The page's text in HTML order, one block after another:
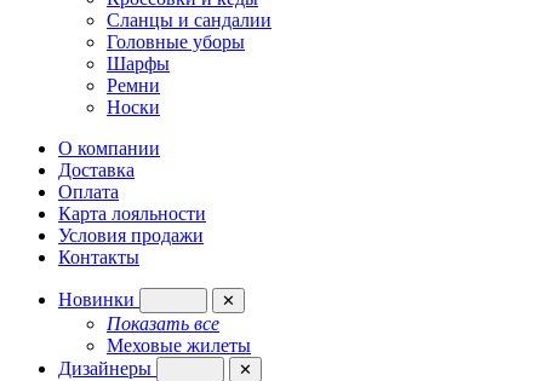
Сланцы и сандалии
Головные уборы
Шарфы
Ремни
Носки
О компании
Доставка
Оплата
Карта лояльности
Условия продажи
Контакты
Новинки ✕
Показать все
Меховые жилеты
Дизайнеры
✕